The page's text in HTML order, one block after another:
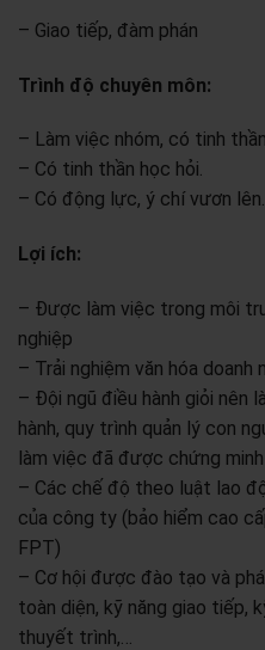
– Giao tiếp, đàm phán
Trình độ chuyên môn:
– Làm việc nhóm, có tinh
– Có tinh thần học hỏi.
– Có động lực, ý chí vươn lên.
Lợi ích:
– Được làm việc trong môi
nghiệp
– Trải nghiệm văn hóa doanh
– Đội ngũ điều hành giỏi nên
hành, quy trình quản lý con
làm việc đã được chứng
– Các chế độ theo luật lao
của công ty (bảo hiểm cao
FPT)
– Cơ hội được đào tạo và
toàn diện, kỹ năng giao tiếp,
thuyết trình,…